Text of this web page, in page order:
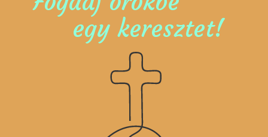
egy keresztet!